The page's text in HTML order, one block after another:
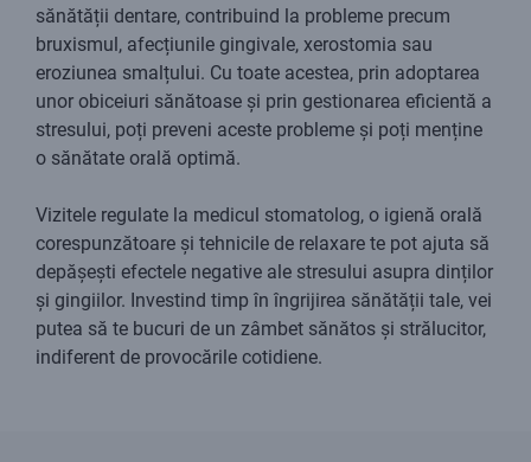
sănătății dentare, contribuind la probleme precum
bruxismul, afecțiunile gingivale, xerostomia sau
eroziunea smalțului. Cu toate acestea, prin adoptarea
unor obiceiuri sănătoase și prin gestionarea eficientă a
stresului, poți preveni aceste probleme și poți menține
o sănătate orală optimă.
Vizitele regulate la medicul stomatolog, o igienă orală
corespunzătoare și tehnicile de relaxare te pot ajuta să
depășești efectele negative ale stresului asupra dinților
și gingiilor. Investind timp în îngrijirea sănătății tale, vei
putea să te bucuri de un zâmbet sănătos și strălucitor,
indiferent de provocările cotidiene.